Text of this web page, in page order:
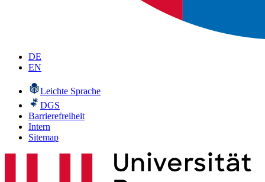
DE
EN
Leichte Sprache
DGS
Barrierefreiheit
Intern
Sitemap